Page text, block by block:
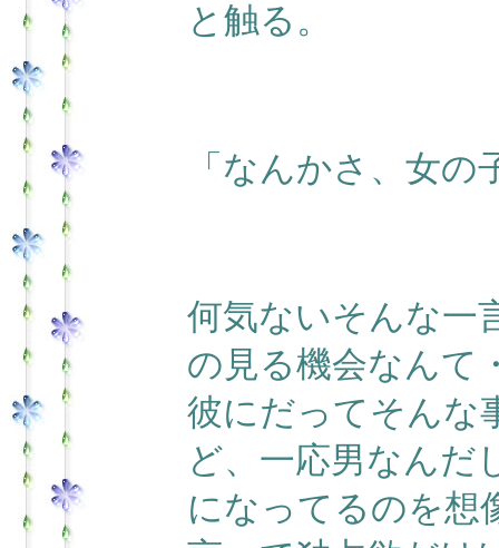
と触る。
「なんかさ、女
何気ないそんな一
の見る機会なんて
彼にだってそんな
ど、一応男なんだ
になってるのを想